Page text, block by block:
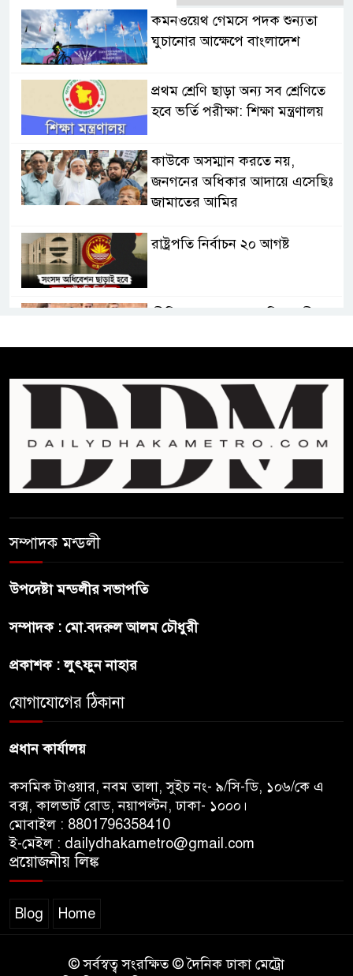
কমনওয়েথ গেমসে পদক শুন্যতা
ঘুচানোর আক্ষেপে বাংলাদেশ
প্রথম শ্রেণি ছাড়া অন্য সব শ্রেণিতে
হবে ভর্তি পরীক্ষা: শিক্ষা মন্ত্রণালয়
কাউকে অসম্মান করতে নয়,
জনগনের অধিকার আদায়ে এসেছিঃ
জামাতের আমির
রাষ্ট্রপতি নির্বাচন ২০ আগষ্ট
প্রীতির সাথে প্রেম নয় ছিল গভীর
জুলাই সনদ ও জুলাই যোদ্ধা সংবর্ধনা
অনুষ্ঠানে বিশৃঙ্খলায় ক্ষুদ্ধ ভারপ্রাপ্ত
রাষ্ট্রপতি
আমরা যদি বলি জুলাই কার, তাহলে
তো জুলাই কারওই থাকবে না:
শেখ হাসিনার বক্তব্য প্রচার করলেই
ব্যবস্থা নিবে সরকার : প্রধানমন্ত্রীর
সম্পাদক মন্ডলী
উপদেষ্টা মন্ডলীর সভাপতি
সম্পাদক : মো.বদরুল আলম চৌধুরী
প্রকাশক : লুৎফুন নাহার
যোগাযোগের ঠিকানা
প্রধান কার্যালয়
কসমিক টাওয়ার, নবম তালা, সুইচ নং- ৯/সি-ডি, ১০৬/কে এ
বক্স, কালভার্ট রোড, নয়াপল্টন, ঢাকা- ১০০০।
মোবাইল : 8801796358410
ই-মেইল : dailydhakametro@gmail.com
প্রয়োজনীয় লিঙ্ক
Blog Home
© সর্বস্বত্ব সংরক্ষিত © দৈনিক ঢাকা মেট্রো